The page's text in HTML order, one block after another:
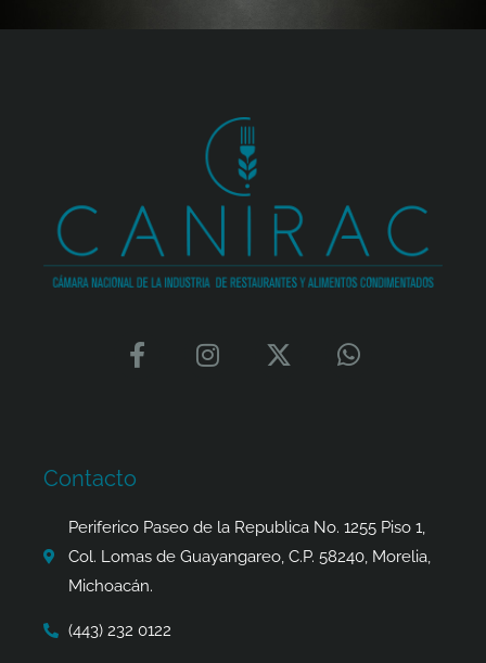
F
a
o
k
-
f
I
n
a
m
X
-
e
r
W
h
p
Contacto
Periferico Paseo de la Republica No. 1255 Piso 1,
Col. Lomas de Guayangareo, C.P. 58240, Morelia,
Michoacán.
(443) 232 0122